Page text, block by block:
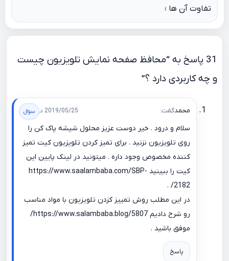
تفاوت آن ها
31 پاسخ به “محافظ صفحه نمایش تلویزیون چیست
و چه کاربردی دارد ؟”
محمدگفت: 2019/05/25 در 20:54
سلام و درود . خیر دوست عزیز محلول شیشه پاک کن را
روی تلویزیون نزنید . برای تمیز کردن تلویزیون کیت تمیز
کننده مخصوص وجود داره . میتونید در لینک پایین این
کیت را ببینید https://www.saalambaba.com/SBP-
2182/
.
در این مطلب روش تمییز کزدن تلویزیون با مواد مناسب
رو شرح دادیم https://www.salambaba.blog/5807/
موفق باشید .
پاسخ